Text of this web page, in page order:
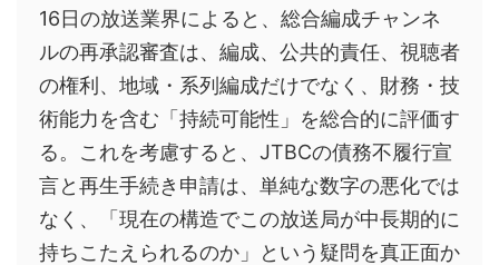
16日の放送業界によると、総合編成チャンネ
ルの再承認審査は、編成、公共的責任、視聴者
の権利、地域・系列編成だけでなく、財務・技
術能力を含む「持続可能性」を総合的に評価す
る。これを考慮すると、JTBCの債務不履行宣
言と再生手続き申請は、単純な数字の悪化では
なく、「現在の構造でこの放送局が中長期的に
持ちこたえられるのか」という疑問を真正面か